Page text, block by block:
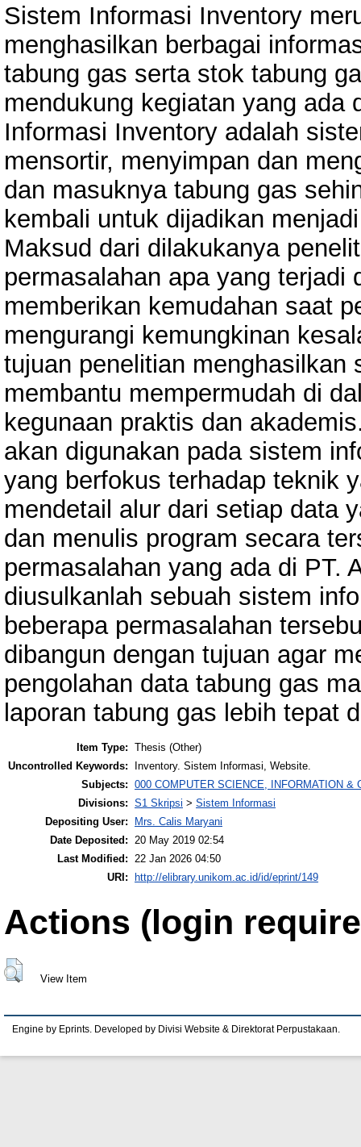
Sistem Informasi Inventory
menghasilkan berbagai
tabung gas serta stok tabung
mendukung kegiatan yang ada
Informasi Inventory adalah
mensortir, menyimpan dan
dan masuknya tabung gas
kembali untuk dijadikan
Maksud dari dilakukanya
permasalahan apa yang terjadi
memberikan kemudahan saat
mengurangi kemungkinan
tujuan penelitian menghasilkan
membantu mempermudah di
kegunaan praktis dan
akan digunakan pada sistem
yang berfokus terhadap teknik
mendetail alur dari setiap data
dan menulis program secara
permasalahan yang ada di PT.
diusulkanlah sebuah sistem
beberapa permasalahan
dibangun dengan tujuan agar
pengolahan data tabung gas
laporan tabung gas lebih tepat
Item Type: Thesis (Other)
Uncontrolled Keywords:
Inventory. Sistem Informasi, Website.
Subjects: 000 COMPUTER SCIENCE, INFORMATION &
Divisions: S1 Skripsi > Sistem Informasi
Depositing User:
Mrs. Calis Maryani
Date Deposited: 20 May 2019 02:54
Last Modified: 22 Jan 2026 04:50
URI:
http://elibrary.unikom.ac.id/id/eprint/149
Actions (login
View Item
Engine by Eprints. Developed by Divisi Website & Direktorat Perpustakaan.